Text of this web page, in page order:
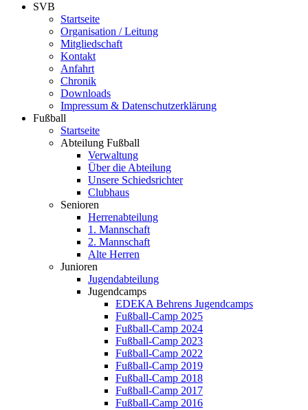
SVB
Startseite
Organisation / Leitung
Mitgliedschaft
Kontakt
Anfahrt
Chronik
Downloads
Impressum & Datenschutzerklärung
Fußball
Startseite
Abteilung Fußball
Verwaltung
Über die Abteilung
Unsere Schiedsrichter
Clubhaus
Senioren
Herrenabteilung
1. Mannschaft
2. Mannschaft
Alte Herren
Junioren
Jugendabteilung
Jugendcamps
EDEKA Behrens Jugendcamps
Fußball-Camp 2025
Fußball-Camp 2024
Fußball-Camp 2023
Fußball-Camp 2022
Fußball-Camp 2019
Fußball-Camp 2018
Fußball-Camp 2017
Fußball-Camp 2016